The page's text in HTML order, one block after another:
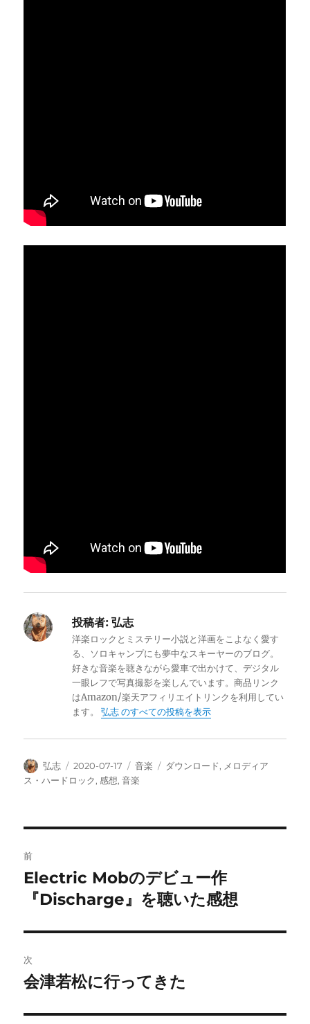
投稿者: 弘志
洋楽ロックとミステリー小説と洋画をこよなく愛す
る、ソロキャンプにも夢中なスキーヤーのブログ。
好きな音楽を聴きながら愛車で出かけて、デジタル
一眼レフで写真撮影を楽しんでいます。商品リンク
はAmazon/楽天アフィリエイトリンクを利用してい
ます。弘志 のすべての投稿を表示
投
稿
弘志
投
稿
2020-07-17
カ
テ
音楽
タ
ダウンロード, メロディア
ス・ハードロック, 感想,音楽
稿
ナ
ビ
ゲ
ー
シ
前
前
の
稿:
Electric Mobのデビュー作
『Discharge』を聴いた感想
次
次
投
会津若松に行ってきた